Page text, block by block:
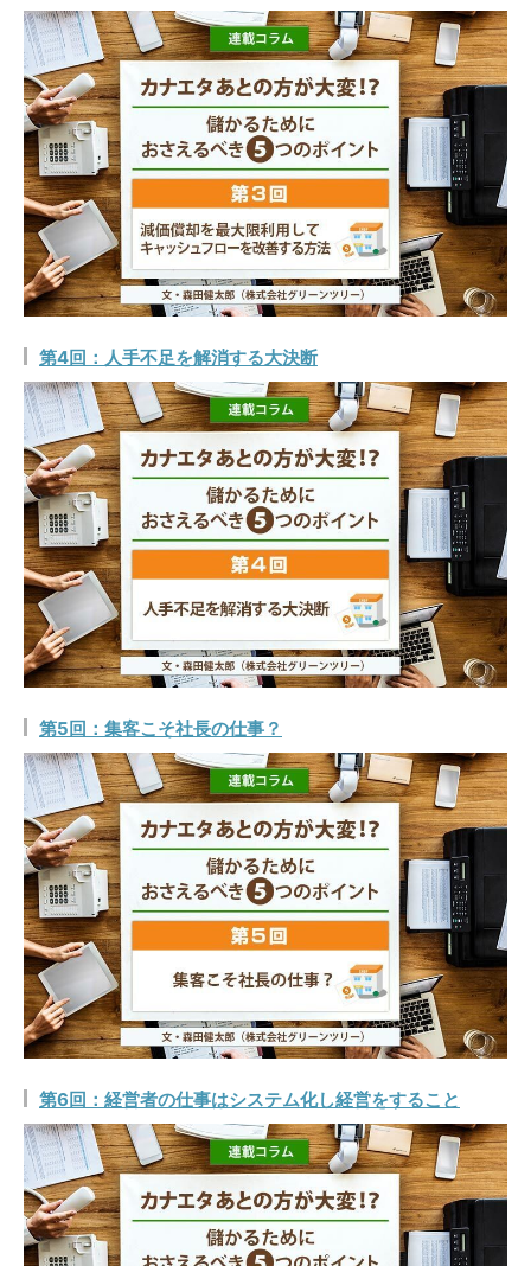
第4回：人手不足を解消する大決断
第5回：集客こそ社長の仕事？
第6回：経営者の仕事はシステム化し経営をすること